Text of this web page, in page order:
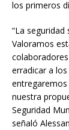
los primeros
“La
Valoramos
erradicar a
entregaremos
nuestra
Seguridad
señaló